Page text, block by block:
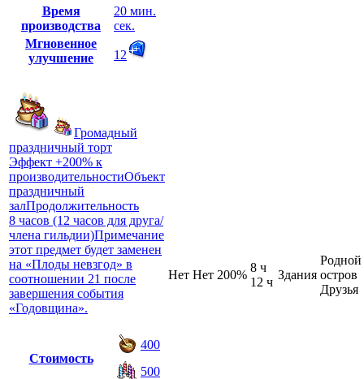
Время
производства
20 мин.
сек.
Мгновенное
улучшение
12
Громадный
праздничный торт
Эффект +200% к
производительностиОбъект
праздничный
залПродолжительность
8 часов (12 часов для друга/
члена гильдии)Примечание
этот предмет будет заменен
на «Плоды невзгод» в
соотношении 21 после
завершения события
«Годовщина».
Стоимость
400
500
Нет Нет 200%
8 ч
12 ч
Здания
Родной
остров
Друзья